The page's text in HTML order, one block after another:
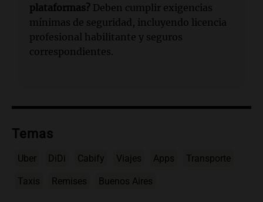
plataformas? Deben cumplir exigencias
mínimas de seguridad, incluyendo licencia
profesional habilitante y seguros
correspondientes.
Temas
Uber DiDi Cabify Viajes Apps Transporte
Taxis Remises Buenos Aires